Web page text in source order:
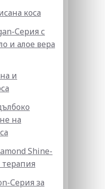
коса
Серия с
и алое вера
и
на
Shine-
Серия за